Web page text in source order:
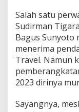
Salah satu
Sudirman
Bagus Sunyoto
menerima
Travel. Namun
2023 dirinya
Sayangnya,